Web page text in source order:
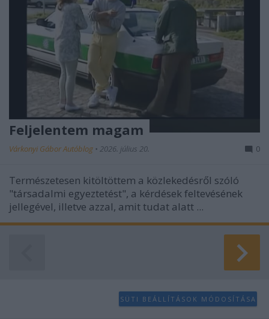
Feljelentem magam
Várkonyi Gábor Autóblog • 2026. július 20. 0
Természetesen kitöltöttem a közlekedésről szóló
"társadalmi egyeztetést", a kérdések feltevésének
jellegével, illetve azzal, amit tudat alatt ...
SÜTI BEÁLLÍTÁSOK MÓDOSÍTÁSA